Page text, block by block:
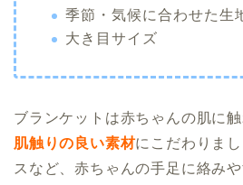
季節・気候に合わせた生
大き目サイズ
ブランケットは赤ちゃんの肌に
肌触りの良い素材にこだわりま
スなど、赤ちゃんの手足に絡み